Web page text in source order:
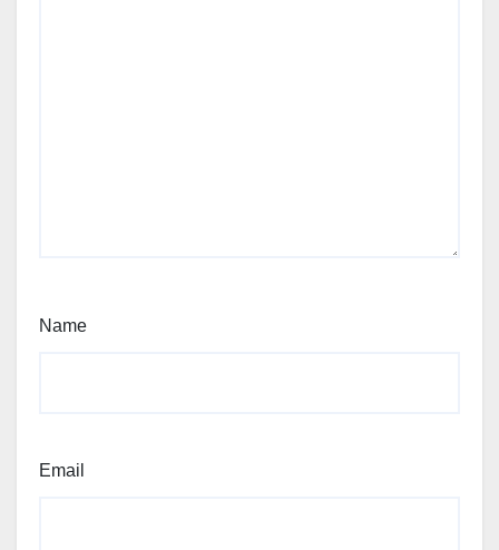
Name
Email